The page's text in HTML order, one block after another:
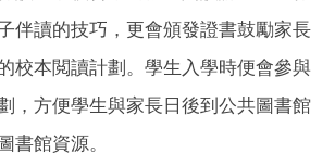
伴讀的技巧，更會頒發證書鼓勵家長
校本閲讀計劃。學生入學時便會參與
，方便學生與家長日後到公共圖書館
書館資源。